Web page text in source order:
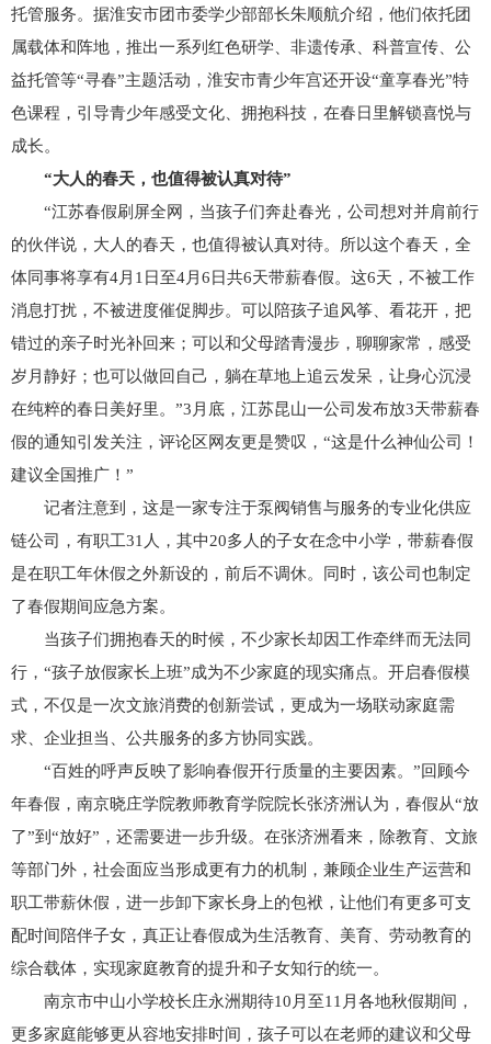
托管服务。据淮安市团市委学少部部长朱顺航介绍，他们依托团
属载体和阵地，推出一系列红色研学、非遗传承、科普宣传、公
益托管等“寻春”主题活动，淮安市青少年宫还开设“童享春光”特
色课程，引导青少年感受文化、拥抱科技，在春日里解锁喜悦与
成长。
“大人的春天，也值得被认真对待”
“江苏春假刷屏全网，当孩子们奔赴春光，公司想对并肩前行
的伙伴说，大人的春天，也值得被认真对待。所以这个春天，全
体同事将享有4月1日至4月6日共6天带薪春假。这6天，不被工作
消息打扰，不被进度催促脚步。可以陪孩子追风筝、看花开，把
错过的亲子时光补回来；可以和父母踏青漫步，聊聊家常，感受
岁月静好；也可以做回自己，躺在草地上追云发呆，让身心沉浸
在纯粹的春日美好里。”3月底，江苏昆山一公司发布放3天带薪春
假的通知引发关注，评论区网友更是赞叹，“这是什么神仙公司！
建议全国推广！”
记者注意到，这是一家专注于泵阀销售与服务的专业化供应
链公司，有职工31人，其中20多人的子女在念中小学，带薪春假
是在职工年休假之外新设的，前后不调休。同时，该公司也制定
了春假期间应急方案。
当孩子们拥抱春天的时候，不少家长却因工作牵绊而无法同
行，“孩子放假家长上班”成为不少家庭的现实痛点。开启春假模
式，不仅是一次文旅消费的创新尝试，更成为一场联动家庭需
求、企业担当、公共服务的多方协同实践。
“百姓的呼声反映了影响春假开行质量的主要因素。”回顾今
年春假，南京晓庄学院教师教育学院院长张济洲认为，春假从“放
了”到“放好”，还需要进一步升级。在张济洲看来，除教育、文旅
等部门外，社会面应当形成更有力的机制，兼顾企业生产运营和
职工带薪休假，进一步卸下家长身上的包袱，让他们有更多可支
配时间陪伴子女，真正让春假成为生活教育、美育、劳动教育的
综合载体，实现家庭教育的提升和子女知行的统一。
南京市中山小学校长庄永洲期待10月至11月各地秋假期间，
更多家庭能够更从容地安排时间，孩子可以在老师的建议和父母